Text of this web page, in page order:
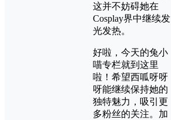
这并不妨碍她在
Cosplay界中继续发
光发热。
好啦，今天的兔小
喵专栏就到这里
啦！希望西呱呀呀
呀能继续保持她的
独特魅力，吸引更
多粉丝的关注。加